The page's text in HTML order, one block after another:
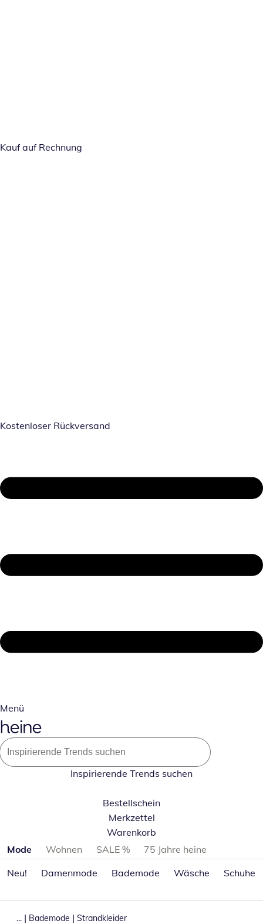
Kauf auf Rechnung
Kostenloser Rückversand
Menü
Inspirierende Trends suchen
Bestellschein
Merkzettel
Warenkorb
Produktkategorien überspringen
Mode Wohnen SALE %
75 Jahre heine
Neu!
Damenmode Bademode Wäsche Schuhe
... | Bademode | Strandkleider